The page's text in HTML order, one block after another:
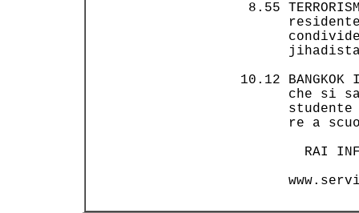
8.55
10.12
che si
studente
re a
RAI